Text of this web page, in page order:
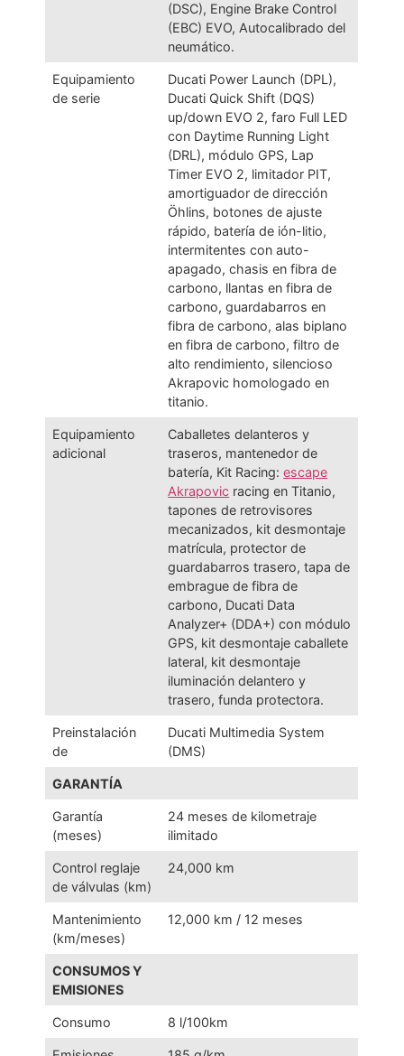
(DSC), Engine Brake Control
(EBC) EVO, Autocalibrado del
neumático.
Equipamiento
de serie
Ducati Power Launch (DPL),
Ducati Quick Shift (DQS)
up/down EVO 2, faro Full LED
con Daytime Running Light
(DRL), módulo GPS, Lap
Timer EVO 2, limitador PIT,
amortiguador de dirección
Öhlins, botones de ajuste
rápido, batería de ión-litio,
intermitentes con auto-
apagado, chasis en fibra de
carbono, llantas en fibra de
carbono, guardabarros en
fibra de carbono, alas biplano
en fibra de carbono, filtro de
alto rendimiento, silencioso
Akrapovic homologado en
titanio.
Equipamiento
adicional
Caballetes delanteros y
traseros, mantenedor de
batería, Kit Racing:escape
Akrapovic racing en Titanio,
tapones de retrovisores
mecanizados, kit desmontaje
matrícula, protector de
guardabarros trasero, tapa de
embrague de fibra de
carbono, Ducati Data
Analyzer+ (DDA+) con módulo
GPS, kit desmontaje caballete
lateral, kit desmontaje
iluminación delantero y
trasero, funda protectora.
Preinstalación
de
Ducati Multimedia System
(DMS)
GARANTÍA
Garantía
(meses)
24 meses de kilometraje
ilimitado
Control reglaje
de válvulas (km)
24,000 km
Mantenimiento
(km/meses)
12,000 km / 12 meses
CONSUMOS Y
EMISIONES
Consumo 8 l/100km